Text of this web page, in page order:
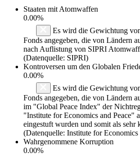
Staaten mit Atomwaffen
0.00%
Es wird die Gewichtung
Fonds angegeben, die von Ländern
nach Auflistung von SIPRI
(Datenquelle: SIPRI)
Kontroversen um den Globalen
0.00%
Es wird die Gewichtung
Fonds angegeben, die von Ländern
im "Global Peace Index" der
"Institute for Economics and Peace"
eingestuft wurden und somit als sehr
(Datenquelle: Institute for Economics
Wahrgenommene Korruption
0.00%